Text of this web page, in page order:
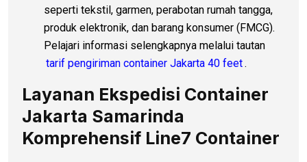
seperti tekstil, garmen, perabotan rumah tangga,
produk elektronik, dan barang konsumer (FMCG).
Pelajari informasi selengkapnya melalui tautan
tarif pengiriman container Jakarta 40 feet.
Layanan Ekspedisi Container
Jakarta Samarinda
Komprehensif Line7 Container